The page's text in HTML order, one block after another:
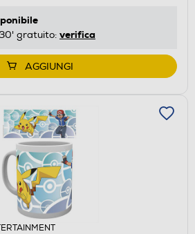
gratuito: verifica
AGGIUNGI